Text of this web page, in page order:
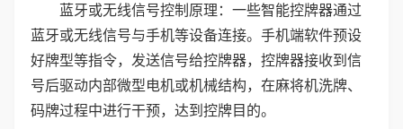
蓝牙或无线信号控制原理：一些智能控牌器通过
蓝牙或无线信号与手机等设备连接。手机端软件预设
好牌型等指令，发送信号给控牌器，控牌器接收到信
号后驱动内部微型电机或机械结构，在麻将机洗牌、
码牌过程中进行干预，达到控牌目的。